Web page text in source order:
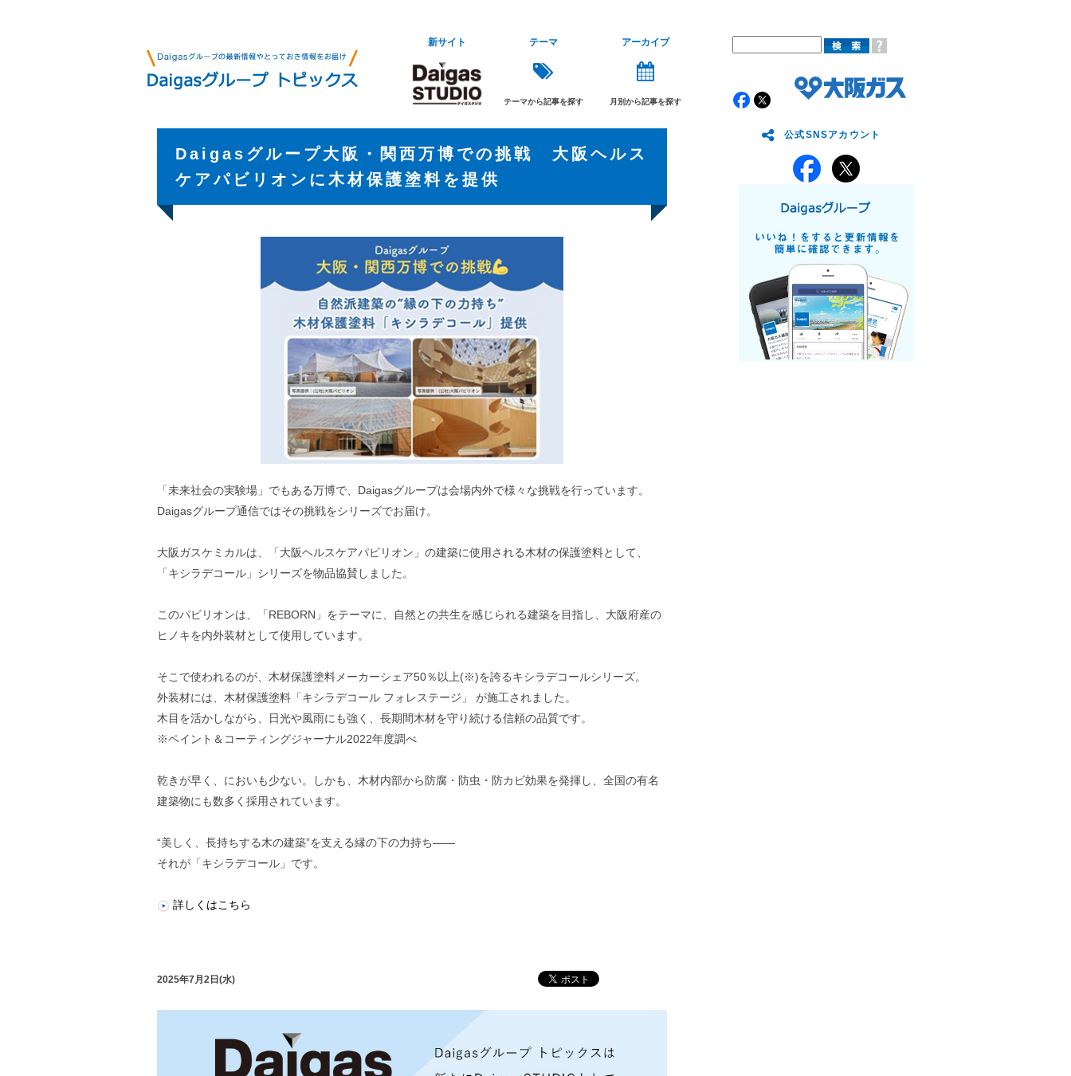
新サイト テーマ
テーマから記事を探す
アーカイブ
月別から記事を探す
Daigasグループ大阪・関西万博での挑戦 大阪ヘルス
ケアパビリオンに木材保護塗料を提供
「未来社会の実験場」でもある万博で、Daigasグループは会場内外で様々な挑戦を行っています。
Daigasグループ通信ではその挑戦をシリーズでお届け。
大阪ガスケミカルは、「大阪ヘルスケアパビリオン」の建築に使用される木材の保護塗料として、
「キシラデコール」シリーズを物品協賛しました。
このパビリオンは、「REBORN」をテーマに、自然との共生を感じられる建築を目指し、大阪府産の
ヒノキを内外装材として使用しています。
そこで使われるのが、木材保護塗料メーカーシェア50％以上(※)を誇るキシラデコールシリーズ。
外装材には、木材保護塗料「キシラデコール フォレステージ」 が施工されました。
木目を活かしながら、日光や風雨にも強く、長期間木材を守り続ける信頼の品質です。
※ペイント＆コーティングジャーナル2022年度調べ
乾きが早く、においも少ない。しかも、木材内部から防腐・防虫・防カビ効果を発揮し、全国の有名
建築物にも数多く採用されています。
“美しく、長持ちする木の建築”を支える縁の下の力持ち――
それが「キシラデコール」です。
詳しくはこちら
2025年7月2日(水)
公式SNSアカウント